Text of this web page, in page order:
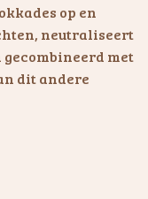
op en
neutraliseert
met
dit andere